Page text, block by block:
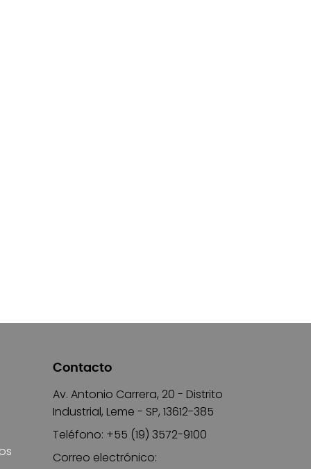
Contacto
Av. Antonio Carrera, 20 - Distrito
Industrial, Leme - SP, 13612-385
Teléfono: +55 (19) 3572-9100
Correo electrónico: